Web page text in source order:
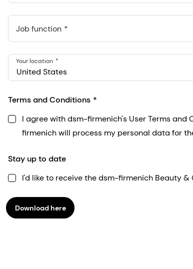
Anthropic, PBC
548 Market St Pmb 90375, San Francisco, California, US
Job function
United States
Your location
Terms and Conditions
I agree with dsm-firmenich's User Terms
firmenich will process my personal data for
Stay up to date
I'd like to receive the dsm-firmenich Beauty &
Download here